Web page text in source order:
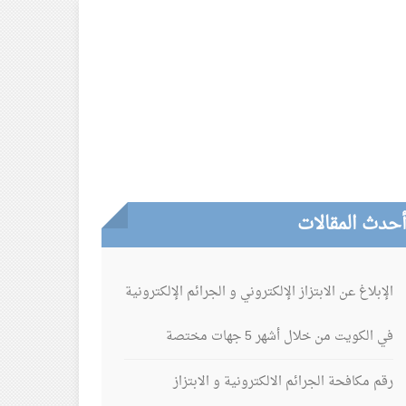
أحدث المقالات
الإبلاغ عن الابتزاز الإلكتروني و الجرائم الإلكترونية
في الكويت من خلال أشهر 5 جهات مختصة
رقم مكافحة الجرائم الالكترونية و الابتزاز